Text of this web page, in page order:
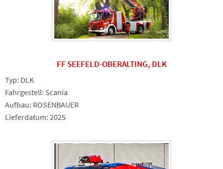
FF SEEFELD-OBERALTING, DLK
Typ: DLK
Fahrgestell: Scania
Aufbau: ROSENBAUER
Lieferdatum: 2025